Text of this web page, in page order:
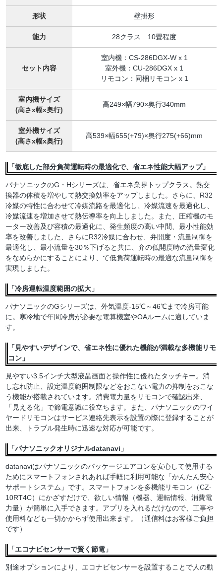
形状 壁掛形
能力 28クラス 10畳程度
セット内容
室内機：CS-286DGX-W x 1
室外機：CU-286DGX x 1
リモコン：同梱リモコン x 1
室内機サイズ
(高さx幅x奥行)
高249×幅790×奥行340mm
室外機サイズ
(高さx幅x奥行)
高539×幅655(+79)×奥行275(+66)mm
「徹底した部分負荷運転時の最適化で、省エネ性能大幅アップ」
パナソニックのG・Hシリーズは、省エネ業界トップクラス。熱交
換器の体積を増やして熱交換効率をアップしました。さらに、R32
冷媒の特性に合わせて冷媒流路を最適化し、冷媒流速を最適化し、
冷媒流速を増加させて熱伝導率を向上しました。また、圧縮機のモ
ーター改善及び容積の最適化に、発生頻度の高い中間、最小性能効
率を改善しました、さらにR32冷媒に合わせ、弁開度・流量制御を
最適化し、最小流量を30％下げると共に、弁の低開度時の流量変化
をなめらかにすることにより、て低負荷運転時の最適な流量制御を
実現しました。
「冷房運転温度範囲の拡大」
パナソニックのGシリーズは、外気温度-15℃～46℃まで冷房可能
に。寒冷地で年間冷房が必要な電算機室やOAルームに適していま
す。
「見やすいデザインで、省エネ性に優れた機能が満載な多機能リモ
コン」
見やすい3.5インチ大型液晶画面と操作性に優れたタッチキー。消
し忘れ防止、設定温度範囲制限などをおこない電力の抑制をおこな
う機能が搭載されています。消費電力量をリモコンで確認出来、
「見える化」で節電意識に役立ちます。また、パナソニックのワイ
ヤードリモコンはサービス連絡先表示を設置の際に登録することが
出来、トラブル発生時に迅速な対応が可能です。
「パナソニックオリジナルdatanavi」
datanaviはパナソニックのパッケージエアコンを安心して使用する
ためにスマートフォンされあれば手軽に利用可能な「かんたん安心
サポートシステム」です。スマートフォンを多機能リモコン（CZ-
10RT4C）にかざすだけで、欲しい情報（機器、運転情報、消費電
力量）が簡単に入手できます。アプリを入れるだけなので、工事や
使用料なども一切かからず使用出来ます。（通信料はお客様ご負担
です）
「エコナビセンサーで賢く節電」
別途オプションにより、エコナビセンサーを設置することで人の動